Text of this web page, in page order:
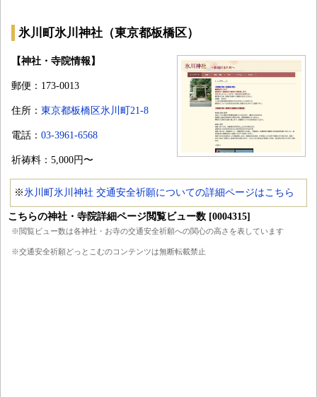
氷川町氷川神社（東京都板橋区）
【神社・寺院情報】
郵便：173-0013
住所： 東京都板橋区氷川町21-8
電話： 03-3961-6568
祈祷料：5,000円〜
※ 氷川町氷川神社 交通安全祈願についての詳細ページはこちら
こちらの神社・寺院詳細ページ閲覧ビュー数 [0004315]
※閲覧ビュー数は各神社・お寺の交通安全祈願への関心の高さを表しています
※交通安全祈願どっとこむのコンテンツは無断転載禁止